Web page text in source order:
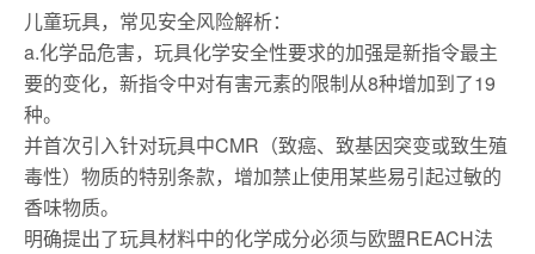
儿童玩具，常见安全风险解析：
a.化学品危害，玩具化学安全性要求的加强是新指令最主
要的变化，新指令中对有害元素的限制从8种增加到了19
种。
并首次引入针对玩具中CMR（致癌、致基因突变或致生殖
毒性）物质的特别条款，增加禁止使用某些易引起过敏的
香味物质。
明确提出了玩具材料中的化学成分必须与欧盟REACH法